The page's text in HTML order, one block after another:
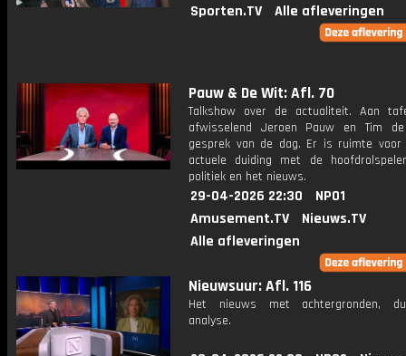
Sporten.TV
Alle afleveringen
Pauw & De Wit: Afl. 70
Talkshow over de actualiteit. Aan
afwisselend Jeroen Pauw en Tim
gesprek van de dag. Er is ruimte
actuele duiding met de
politiek en het nieuws.
29-04-2026 22:30
NPO1
Amusement.TV
Nieuws.TV
Alle afleveringen
Nieuwsuur: Afl. 116
Het nieuws met achtergronden,
analyse.